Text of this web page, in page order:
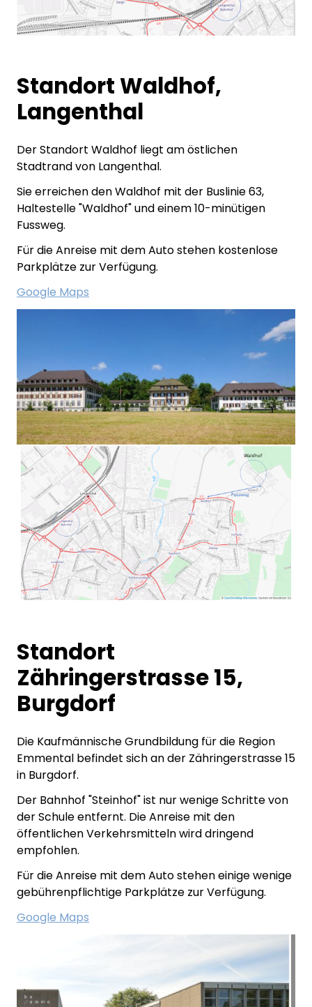
Standort Waldhof,
Langenthal
Der Standort Waldhof liegt am östlichen
Stadtrand von Langenthal.
Sie erreichen den Waldhof mit der Buslinie 63,
Haltestelle "Waldhof" und einem 10-minütigen
Fussweg.
Für die Anreise mit dem Auto stehen kostenlose
Parkplätze zur Verfügung.
Google Maps
Standort
Zähringerstrasse 15,
Burgdorf
Die Kaufmännische Grundbildung für die Region
Emmental befindet sich an der Zähringerstrasse 15
in Burgdorf.
Der Bahnhof "Steinhof" ist nur wenige Schritte von
der Schule entfernt. Die Anreise mit den
öffentlichen Verkehrsmitteln wird dringend
empfohlen.
Für die Anreise mit dem Auto stehen einige wenige
gebührenpflichtige Parkplätze zur Verfügung.
Google Maps